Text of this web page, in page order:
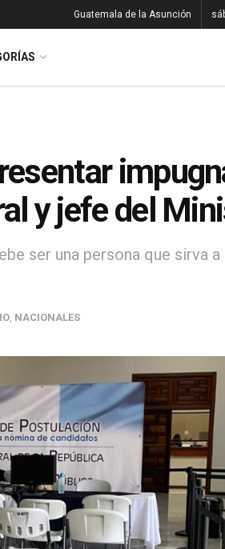
Guatemala de la Asunción
y jefe del
ser una persona que sirva
NACIONALES